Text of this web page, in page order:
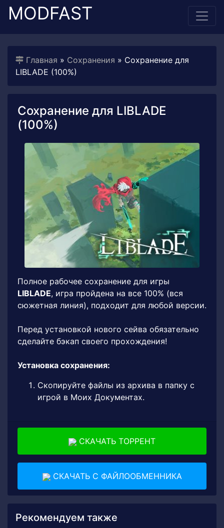
MODFAST
Главная » Сохранения » Сохранение для
LIBLADE (100%)
Сохранение для LIBLADE
(100%)
Полное рабочее сохранение для игры
LIBLADE, игра пройдена на все 100% (вся
сюжетная линия), подходит для любой версии.
Перед установкой нового сейва обязательно
сделайте бэкап своего прохождения!
Установка сохранения:
Скопируйте файлы из архива в папку с
игрой в Моих Документах.
СКАЧАТЬ ТОРРЕНТ
СКАЧАТЬ С ФАЙЛООБМЕННИКА
Рекомендуем также